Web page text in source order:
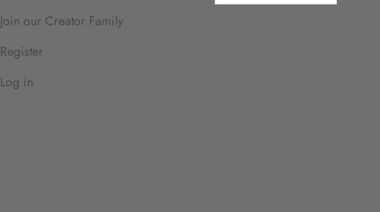
Join our Creator Family
Register
Log in